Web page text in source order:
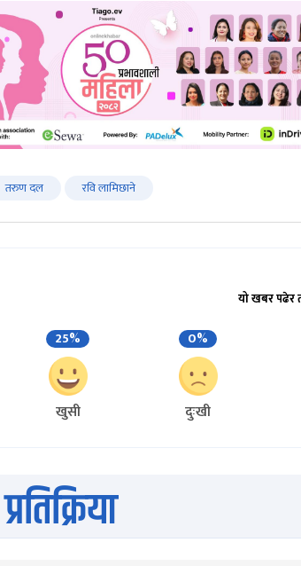
तरुण दल रवि लामिछाने
यो खबर पढेर
25%
खुसी
0%
दुःखी
प्रतिक्रिया